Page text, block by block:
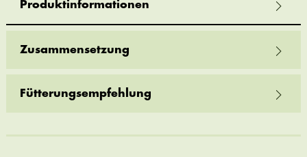
Produktinformationen
Zusammensetzung
Fütterungsempfehlung